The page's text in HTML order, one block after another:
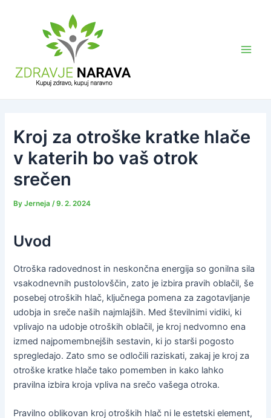
Kroj za otroške kratke hlače
v katerih bo vaš otrok
srečen
ByJerneja/9. 2. 2024
Uvod
Otroška radovednost in neskončna energija so gonilna sila
vsakodnevnih pustolovščin, zato je izbira pravih oblačil, še
posebej otroških hlač, ključnega pomena za zagotavljanje
udobja in sreče naših najmlajših. Med številnimi vidiki, ki
vplivajo na udobje otroških oblačil, je kroj nedvomno ena
izmed najpomembnejših sestavin, ki jo starši pogosto
spregledajo. Zato smo se odločili raziskati, zakaj je kroj za
otroške kratke hlače tako pomemben in kako lahko
pravilna izbira kroja vpliva na srečo vašega otroka.
Pravilno oblikovan kroj otroških hlač ni le estetski element,